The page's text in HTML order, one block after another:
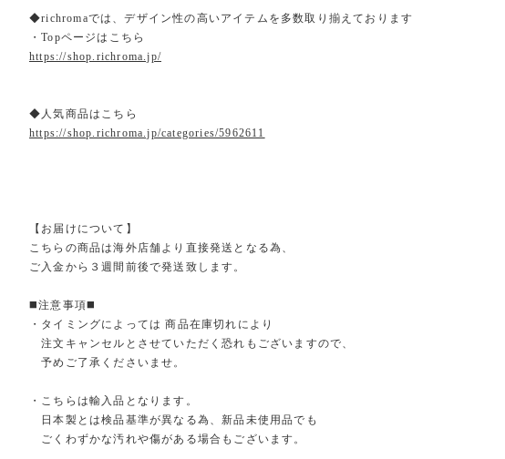
◆richromaでは、デザイン性の高いアイテムを多数取り揃えております
・Topページはこちら
https://shop.richroma.jp/
◆人気商品はこちら
https://shop.richroma.jp/categories/5962611
【お届けについて】
こちらの商品は海外店舗より直接発送となる為、
ご入金から３週間前後で発送致します。
◼️注意事項◼️
・タイミングによっては 商品在庫切れにより
注文キャンセルとさせていただく恐れもございますので、
予めご了承くださいませ。
・こちらは輸入品となります。
日本製とは検品基準が異なる為、新品未使用品でも
ごくわずかな汚れや傷がある場合もございます。